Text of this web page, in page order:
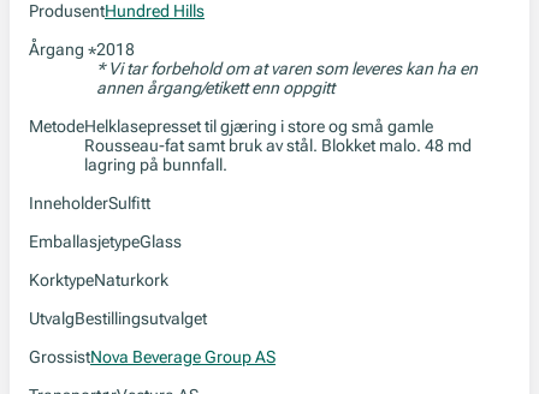
ProdusentHundred Hills
Årgang *2018
* Vi tar forbehold om at varen som leveres kan ha en
annen årgang/etikett enn oppgitt
MetodeHelklasepresset til gjæring i store og små gamle
Rousseau-fat samt bruk av stål. Blokket malo. 48 md
lagring på bunnfall.
InneholderSulfitt
EmballasjetypeGlass
KorktypeNaturkork
UtvalgBestillingsutvalget
GrossistNova Beverage Group AS